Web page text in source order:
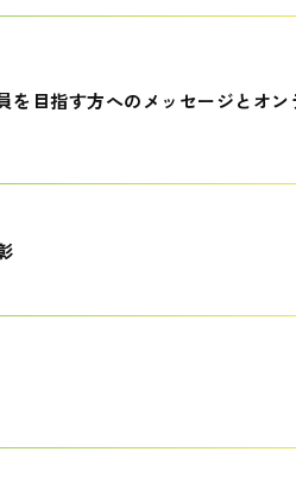
目指す方へのメッセージとオ